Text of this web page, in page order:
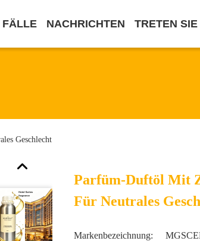
FÄLLE NACHRICHTEN TRETEN
Geschlecht
Parfüm-Duftöl Mit
Für Neutrales
Markenbezeichnung: